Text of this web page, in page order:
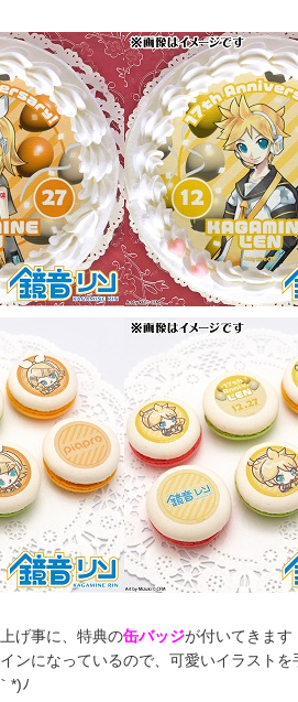
げ事に、特典の缶バッジが付いてきます
ンになっているので、可愛いイラスト
*)ﾉ